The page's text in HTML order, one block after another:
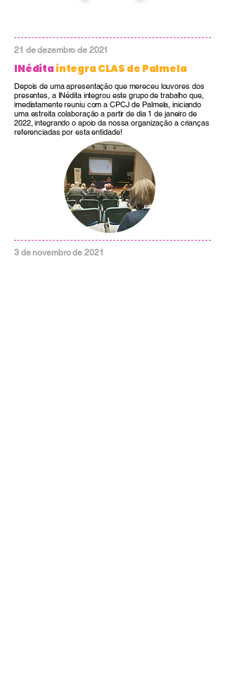
21 de dezembro de 2021
INéditaintegra CLAS de Palmela
Depois de uma apresentação que mereceu louvores dos
presentes, a INédita integrou este grupo de trabalho que,
imediatamente reuniu com a CPCJ de Palmela, iniciando
uma estreita colaboração a partir de dia 1 de janeiro de
2022, integrando o apoio da nossa organização a crianças
referenciadas por esta entidade!
3 de novembro de 2021